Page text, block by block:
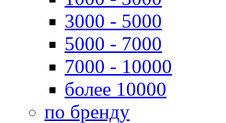
3000 - 5000
5000 - 7000
7000 - 10000
более 10000
по бренду